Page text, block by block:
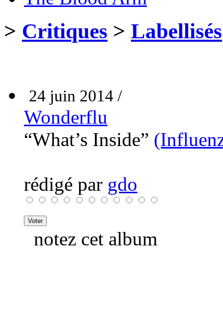
> Critiques > Labellisés
24 juin 2014 /
Wonderflu
“What’s Inside”
rédigé par gdo
notez cet album